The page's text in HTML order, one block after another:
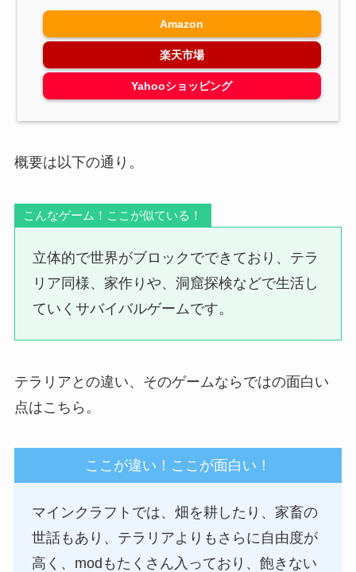
Amazon
楽天市場
Yahooショッピング
概要は以下の通り。
こんなゲーム！ここが似ている！
立体的で世界がブロックでできており、テラ
リア同様、家作りや、洞窟探検などで生活し
ていくサバイバルゲームです。
テラリアとの違い、そのゲームならではの面白い
点はこちら。
ここが違い！ここが面白い！
マインクラフトでは、畑を耕したり、家畜の
世話もあり、テラリアよりもさらに自由度が
高く、modもたくさん入っており、飽きない